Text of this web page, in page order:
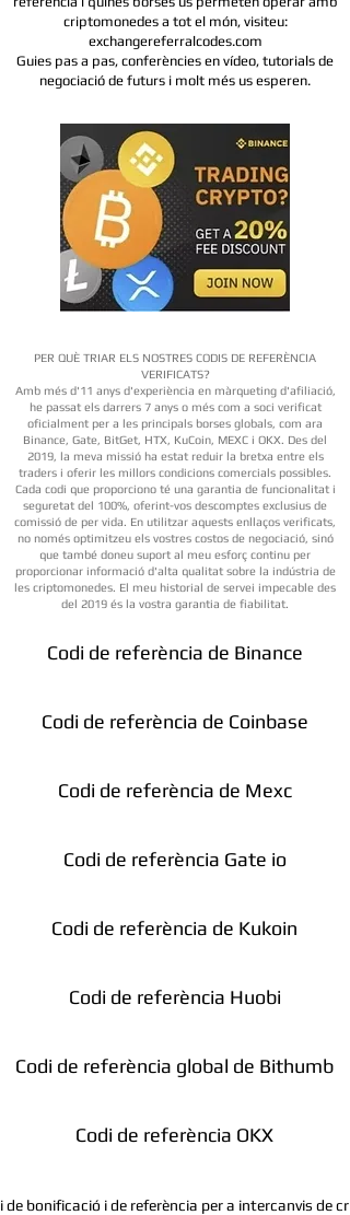
criptomonedes a tot el món, visiteu:
exchangereferralcodes.com
Guies pas a pas, conferències en vídeo, tutorials de
negociació de futurs i molt més us esperen.
PER QUÈ TRIAR ELS NOSTRES CODIS DE REFERÈNCIA
VERIFICATS?
Amb més d'11 anys d'experiència en màrqueting d'afiliació,
he passat els darrers 7 anys o més com a soci verificat
oficialment per a les principals borses globals, com ara
Binance, Gate, BitGet, HTX, KuCoin, MEXC i OKX. Des del
2019, la meva missió ha estat reduir la bretxa entre els
traders i oferir les millors condicions comercials possibles.
Cada codi que proporciono té una garantia de funcionalitat i
seguretat del 100%, oferint-vos descomptes exclusius de
comissió de per vida. En utilitzar aquests enllaços verificats,
no només optimitzeu els vostres costos de negociació, sinó
que també doneu suport al meu esforç continu per
proporcionar informació d'alta qualitat sobre la indústria de
les criptomonedes. El meu historial de servei impecable des
del 2019 és la vostra garantia de fiabilitat.
Codi de referència de Binance
Codi de referència de Coinbase
Codi de referència de Mexc
Codi de referència Gate io
Codi de referència de Kukoin
Codi de referència Huobi
Codi de referència global de Bithumb
Codi de referència OKX
de bonificació i de referència per a intercanvis de